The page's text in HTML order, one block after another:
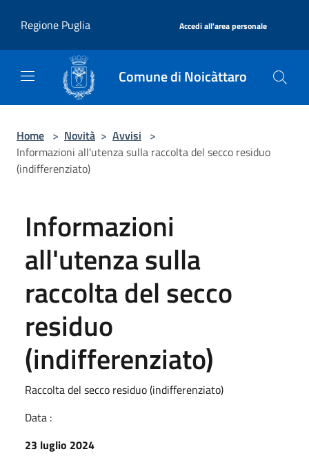
Regione Puglia
Accedi all'area personale
Comune di Noicàttaro
Home > Novità > Avvisi >
Informazioni all'utenza sulla raccolta del secco residuo
(indifferenziato)
Informazioni
all'utenza sulla
raccolta del secco
residuo
(indifferenziato)
Raccolta del secco residuo (indifferenziato)
Data :
23 luglio 2024